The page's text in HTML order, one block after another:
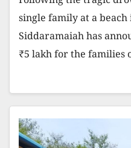
single family at a
Siddaramaiah has
₹5 lakh for the families